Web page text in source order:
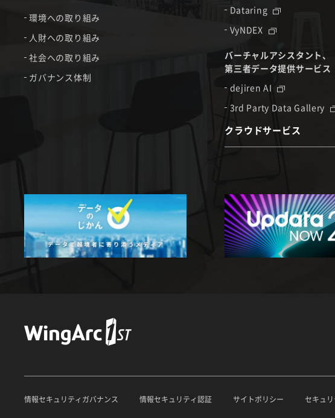
環境への取り組み
人財への取り組み
社会への取り組み
ガバナンス体制
Dataring
VyNDEX
バーチャルアシスタント、
第三者データ提供サービス
dejiren AI
3rd Party Data Gallery
クラウドサービス
情報セキュリティガバナンス 情報セキュリティ認証 サイトポリシー セキュ